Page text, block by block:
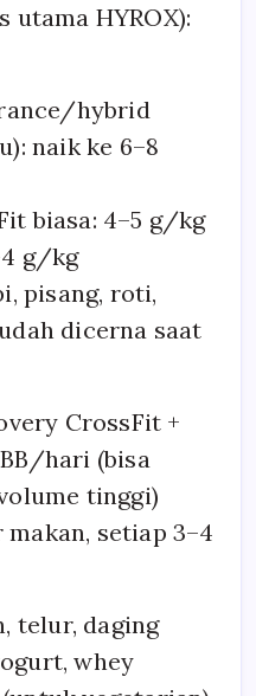
HYROX):
hybrid
naik ke 6–8
biasa: 4–5 g/kg
g/kg
pisang, roti,
dicerna saat
CrossFit +
BB/hari (bisa
tinggi)
makan, setiap 3–4
telur, daging
whey